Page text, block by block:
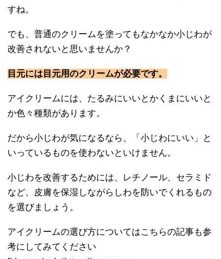
すね。
でも、普通のクリームを塗ってもなかなか小じわが
改善されないと思いませんか？
目元には目元用のクリームが必要です。
アイクリームには、たるみにいいとかくまにいいと
か色々種類があります。
だから小じわが気になるなら、「小じわにいい」と
いっているものを使わないといけません。
小じわを改善するためには、レチノール、セラミド
など、皮膚を保湿しながらしわを防いでくれるもの
を選びましょう。
アイクリームの選び方についてはこちらの記事も参
考にしてみてください